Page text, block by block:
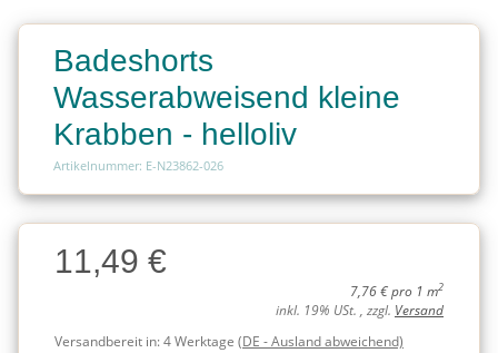
Badeshorts
Wasserabweisend kleine
Krabben - helloliv
Artikelnummer: E-N23862-026
Charge
Charge11,49 €
7,76 € pro 1 m2
inkl. 19% USt. , zzgl. Versand
Versandbereit in:4 Werktage (DE - Ausland abweichend)